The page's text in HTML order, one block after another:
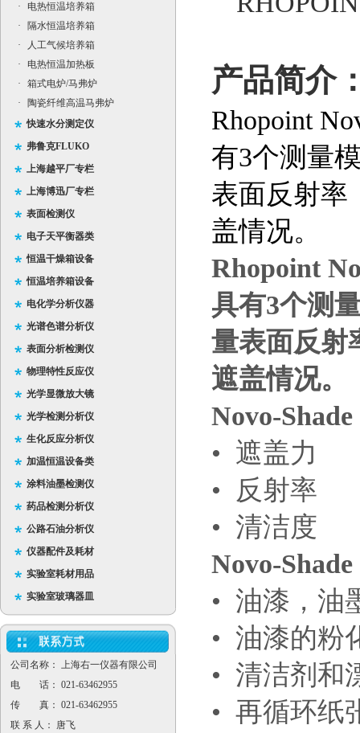
·
电热恒温培养箱
·
隔水恒温培养箱
·
人工气候培养箱
·
电热恒温加热板
·
箱式电炉/马弗炉
·
陶瓷纤维高温马弗炉
快速水分测定仪
弗鲁克FLUKO
上海越平厂专栏
上海博迅厂专栏
表面检测仪
电子天平衡器类
恒温干燥箱设备
恒温培养箱设备
电化学分析仪器
光谱色谱分析仪
表面分析检测仪
物理特性反应仪
光学显微放大镜
光学检测分析仪
生化反应分析仪
加温恒温设备类
涂料油墨检测仪
药品检测分析仪
公路石油分析仪
仪器配件及耗材
实验室耗材用品
实验室玻璃器皿
公司名称： 上海右一仪器有限公司
电 话： 021-63462955
传 真： 021-63462955
联 系 人： 唐飞
产品简介
Rhopoint
有3个测量
表面反射率
盖情况。
Rhopoint
具有3个测
量表面反射
遮盖情况。
Novo-
• 遮盖力
• 反射率
• 清洁度
Novo-
• 油漆，油
• 油漆的粉
• 清洁剂和
• 再循环纸